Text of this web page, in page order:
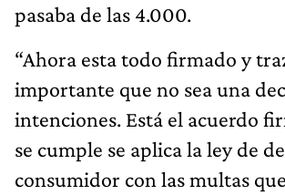
pasaba de las 4.000.
“Ahora esta todo firmado y
importante que no sea una
intenciones. Está el acuerdo
se cumple se aplica la ley de
consumidor con las multas